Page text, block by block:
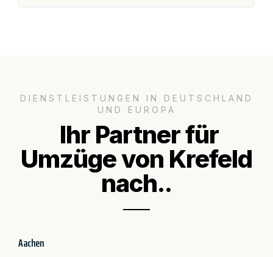
DIENSTLEISTUNGEN IN DEUTSCHLAND
UND EUROPA
Ihr Partner für
Umzüge von Krefeld
nach..
Aachen